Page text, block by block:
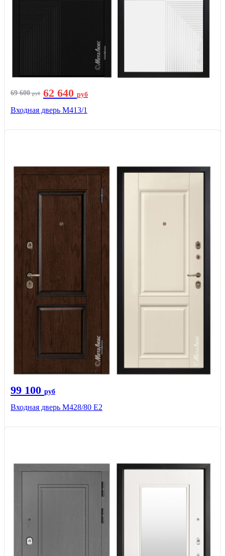
69 600руб 62 640 руб
Входная дверь М413/1
99 100 руб
Входная дверь М428/80 Е2